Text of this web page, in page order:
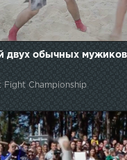
двух обычных
Fight Championship